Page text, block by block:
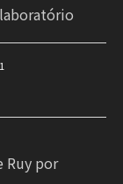
Ruy por